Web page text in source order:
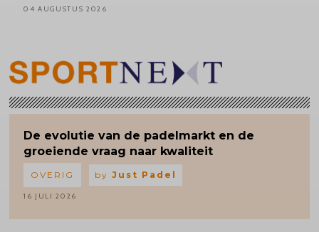
04 AUGUSTUS 2026
De evolutie van de padelmarkt en de
groeiende vraag naar kwaliteit
OVERIG by Just Padel
16 JULI 2026